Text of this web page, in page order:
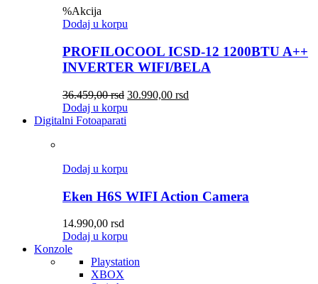
%Akcija
Dodaj u korpu
PROFILOCOOL ICSD-12 1200BTU A++
INVERTER WIFI/BELA
36.459,00rsd 30.990,00 rsd
Dodaj u korpu
Digitalni Fotoaparati
Dodaj u korpu
Eken H6S WIFI Action Camera
14.990,00 rsd
Dodaj u korpu
Konzole
Playstation
XBOX